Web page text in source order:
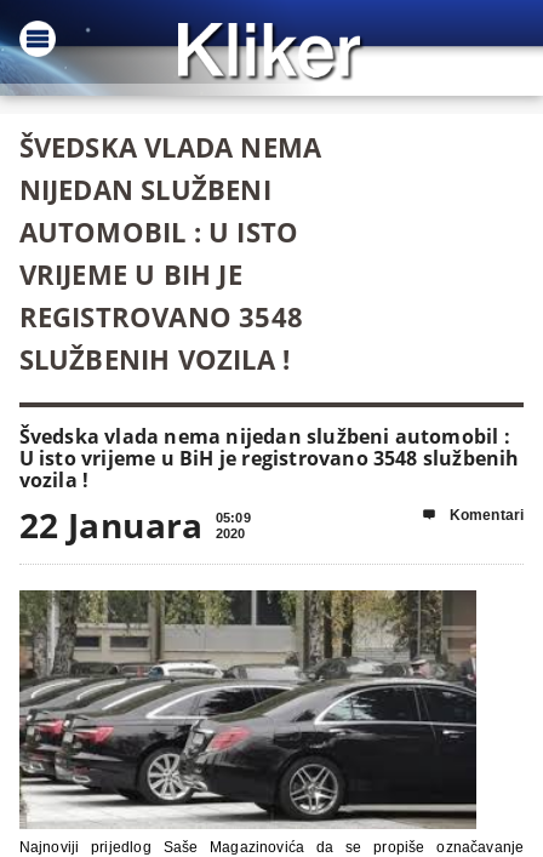
ŠVEDSKA VLADA NEMA
NIJEDAN SLUŽBENI
AUTOMOBIL : U ISTO
VRIJEME U BIH JE
REGISTROVANO 3548
SLUŽBENIH VOZILA !
Švedska vlada nema nijedan službeni automobil :
U isto vrijeme u BiH je registrovano 3548 službenih
vozila !
22 Januara
05:09
2020
 Komentari
Najnoviji prijedlog Saše Magazinovića da se propiše označavanje